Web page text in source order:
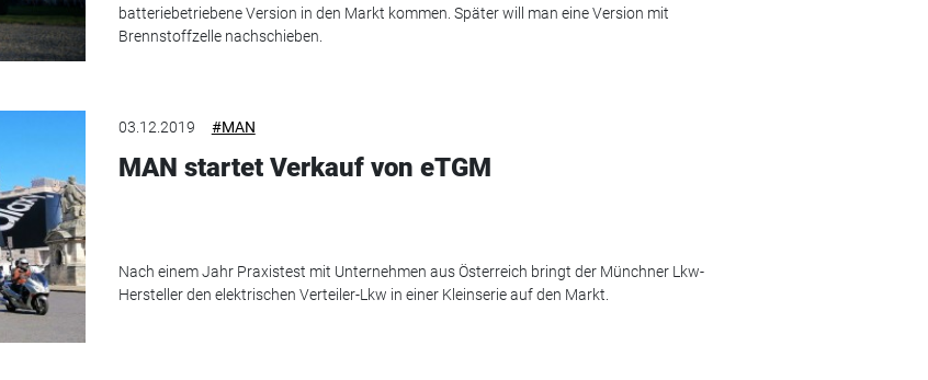
batteriebetriebene Version in den Markt kommen. Später will man eine Version mit
Brennstoffzelle nachschieben.
03.12.2019 #MAN
MAN startet Verkauf von eTGM
Nach einem Jahr Praxistest mit Unternehmen aus Österreich bringt der Münchner Lkw-
Hersteller den elektrischen Verteiler-Lkw in einer Kleinserie auf den Markt.